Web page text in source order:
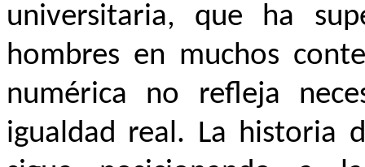
universitaria, que ha
hombres en muchos
numérica no refleja
igualdad real. La historia